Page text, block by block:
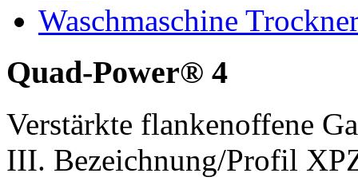
Waschmaschine
Quad-Power® 4
Verstärkte flankenoffene
III. Bezeichnung/Profil